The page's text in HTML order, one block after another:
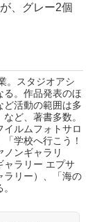
、グレー2個
。スタジオアシ
る。作品発表のほ
ど活動の範囲は多
ど、著書多数。
ルムフォトサロ
学校へ行こう！
ノンギャラリ
ャラリー エプサ
ラリー）、「海の